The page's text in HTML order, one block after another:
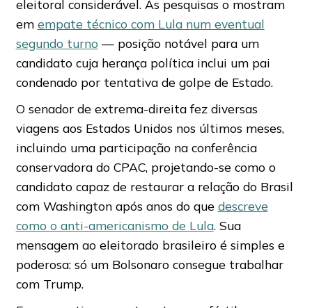
eleitoral considerável. As pesquisas o mostram
em empate técnico com Lula num eventual
segundo turno — posição notável para um
candidato cuja herança política inclui um pai
condenado por tentativa de golpe de Estado.
O senador de extrema-direita fez diversas
viagens aos Estados Unidos nos últimos meses,
incluindo uma participação na conferência
conservadora do CPAC, projetando-se como o
candidato capaz de restaurar a relação do Brasil
com Washington após anos do que descreve
como o anti-americanismo de Lula. Sua
mensagem ao eleitorado brasileiro é simples e
poderosa: só um Bolsonaro consegue trabalhar
com Trump.